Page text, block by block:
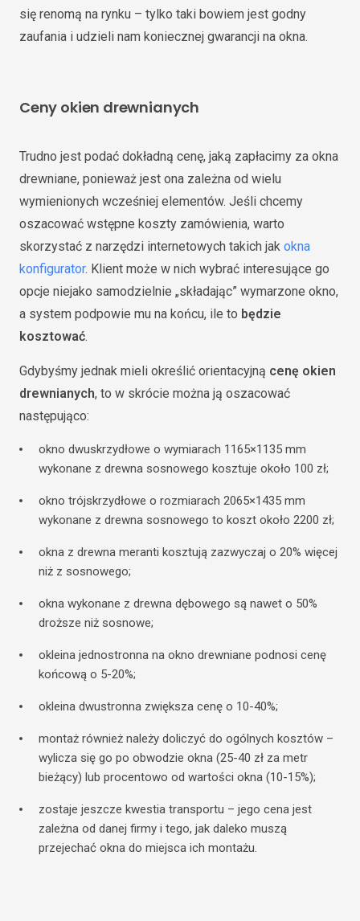
się renomą na rynku – tylko taki bowiem jest godny
zaufania i udzieli nam koniecznej gwarancji na okna.
Ceny okien drewnianych
Trudno jest podać dokładną cenę, jaką zapłacimy za okna
drewniane, ponieważ jest ona zależna od wielu
wymienionych wcześniej elementów. Jeśli chcemy
oszacować wstępne koszty zamówienia, warto
skorzystać z narzędzi internetowych takich jak okna
konfigurator. Klient może w nich wybrać interesujące go
opcje niejako samodzielnie „składając” wymarzone okno,
a system podpowie mu na końcu, ile to będzie
kosztować.
Gdybyśmy jednak mieli określić orientacyjną cenę okien
drewnianych, to w skrócie można ją oszacować
następująco:
okno dwuskrzydłowe o wymiarach 1165×1135 mm
wykonane z drewna sosnowego kosztuje około 100 zł;
okno trójskrzydłowe o rozmiarach 2065×1435 mm
wykonane z drewna sosnowego to koszt około 2200 zł;
okna z drewna meranti kosztują zazwyczaj o 20% więcej
niż z sosnowego;
okna wykonane z drewna dębowego są nawet o 50%
droższe niż sosnowe;
okleina jednostronna na okno drewniane podnosi cenę
końcową o 5-20%;
okleina dwustronna zwiększa cenę o 10-40%;
montaż również należy doliczyć do ogólnych kosztów –
wylicza się go po obwodzie okna (25-40 zł za metr
bieżący) lub procentowo od wartości okna (10-15%);
zostaje jeszcze kwestia transportu – jego cena jest
zależna od danej firmy i tego, jak daleko muszą
przejechać okna do miejsca ich montażu.